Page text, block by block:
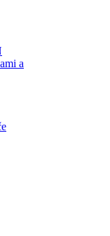
a